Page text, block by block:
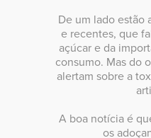
De um lado estão
e recentes, que
açúcar e da
consumo. Mas do
alertam sobre a
A boa notícia é
os